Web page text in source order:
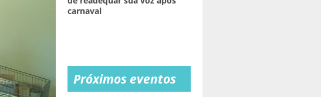
carnaval
Próximos eventos